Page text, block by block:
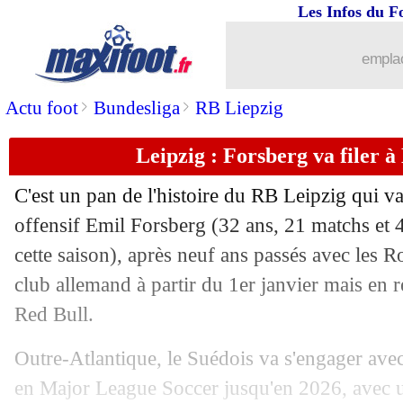
Actu foot> Bundesliga> RB Liepzig
Les Infos du
Leipzig : Forsberg va filer à
C'est un pan de l'histoire du RB Leipzig qui
offensif Emil Forsberg (32 ans, 21 matchs et
cette saison), après neuf ans passés avec les
club allemand à partir du 1er janvier mais en
Red Bull.
Outre-Atlantique, le Suédois va s'engager
en Major League Soccer jusqu'en 2026, avec
: Marseille-Clermont, les compos
17/12 Man Utd: Onana répond encore aux
: M'Vila se propose à l'OM et l'OL
17/12 Fulham: Palhinha, City prêt à bondir
17/12 OM: Alonzo croit en Gattuso
17/12 L1 : Nantes 0-2 Brest (fini)
17/12 Al-Ahli
Ita.: Milan déroule sans forcer